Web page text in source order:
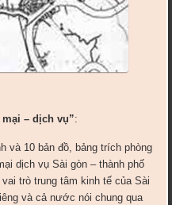
– dịch vụ”:
10 bản đồ, bảng trích phòng
dịch vụ Sài gòn – thành phố
trò trung tâm kinh tế của Sài
và cả nước nói chung qua